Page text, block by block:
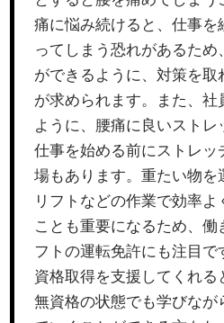
痛に悩み続けると、仕事を
ってしまう恐れがあるため
ができるように、対策を取
が求められます。また、社
ように、腰痛に良いストレ
仕事を始める前にストレッ
場もあります。重たい物を
リフトなどの作業で効率よ
ことも重要になるため、働
フトの運転免許にも注目で
資格取得を支援してくれる
無資格の状態でも学びなが